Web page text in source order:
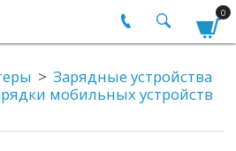
0
Зарядные устройства
мобильных устройств